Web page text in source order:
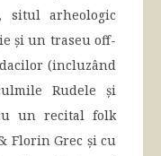
situl arheologic
și un traseu off-
(incluzând
Rudele și
un recital folk
Florin Grec și cu